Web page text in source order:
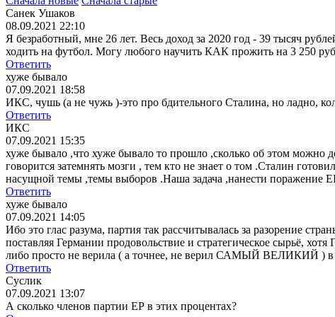
Санек Ушаков
08.09.2021 22:10
Я безработный, мне 26 лет. Весь доход за 2020 год - 39 тысяч
ходить на футбол. Могу любого научить КАК прожить на 3 250
Ответить
хуже бывало
07.09.2021 18:58
ИКС, чушь (а не чужь )-это про бдительного Сталина, но ладно,
Ответить
ИКС
07.09.2021 15:35
хуже бывало ,что хуже бывало то прошло ,сколько об этом можно
говорится затемнять мозги , тем кто не знает о том .Сталин
насущной темы ,темы выборов .Наша задача ,нанести поражение
Ответить
хуже бывало
07.09.2021 14:05
Ибо это глас разума, партия так рассчитывалась за разорение
поставляя Германии продовольствие и стратегическое сырьё,
либо просто не верила ( а точнее, не верил САМЫЙ ВЕЛИКИЙ ) в
Ответить
Суслик
07.09.2021 13:07
А сколько членов партии ЕР в этих процентах?